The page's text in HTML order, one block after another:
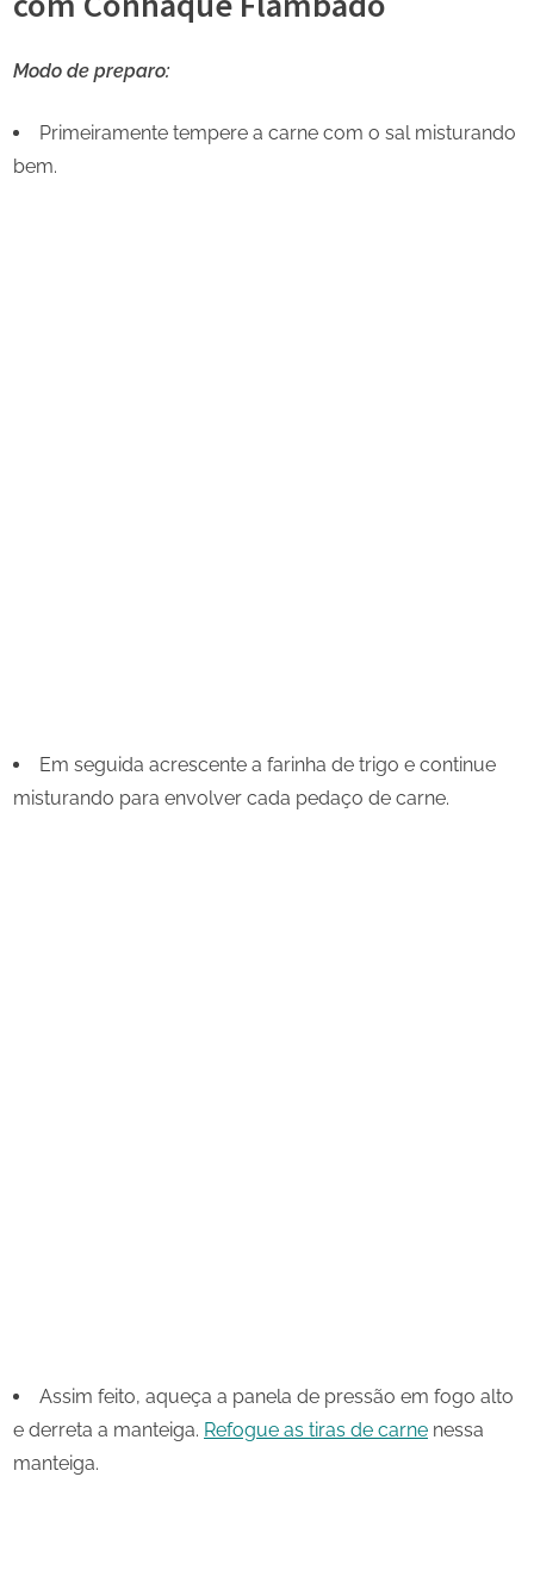
Modo de preparo:
Primeiramente tempere a carne com o sal misturando
bem.
Em seguida acrescente a farinha de trigo e continue
misturando para envolver cada pedaço de carne.
Assim feito, aqueça a panela de pressão em fogo alto
e derreta a manteiga. Refogue as tiras de carne nessa
manteiga.